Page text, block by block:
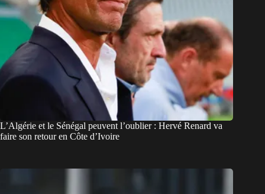
L’Algérie et le Sénégal peuvent l’oublier : Hervé Renard va
faire son retour en Côte d’Ivoire